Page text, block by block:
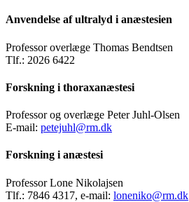
Anvendelse af ultralyd i anæstesien
Professor overlæge Thomas Bendtsen
Tlf.: 2026 6422
Forskning i thoraxanæstesi
Professor og overlæge Peter Juhl-Olsen
E-mail: petejuhl@rm.dk
Forskning i anæstesi
Professor Lone Nikolajsen
Tlf.: 7846 4317, e-mail: loneniko@rm.dk